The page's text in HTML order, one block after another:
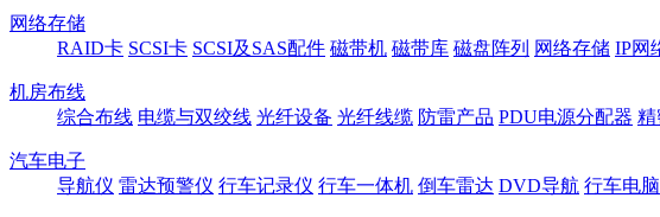
网络存储
RAID卡 SCSI卡 SCSI及SAS配件 磁带机 磁带库 磁盘阵列 网络存储 IP网
机房布线
综合布线 电缆与双绞线 光纤设备 光纤线缆 防雷产品 PDU电源分配器 精
汽车电子
导航仪 雷达预警仪 行车记录仪 行车一体机 倒车雷达 DVD导航 行车电脑